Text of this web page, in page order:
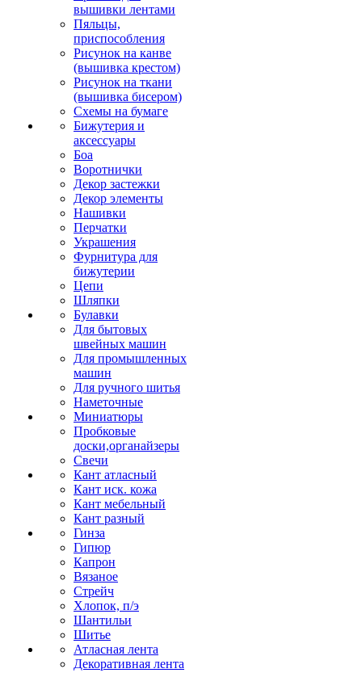
вышивки лентами
Пяльцы,
приспособления
Рисунок на канве
(вышивка крестом)
Рисунок на ткани
(вышивка бисером)
Схемы на бумаге
Бижутерия и
аксессуары
Боа
Воротнички
Декор застежки
Декор элементы
Нашивки
Перчатки
Украшения
Фурнитура для
бижутерии
Цепи
Шляпки
Булавки
Для бытовых
швейных машин
Для промышленных
машин
Для ручного шитья
Наметочные
Миниатюры
Пробковые
доски,органайзеры
Свечи
Кант атласный
Кант иск. кожа
Кант мебельный
Кант разный
Гинза
Гипюр
Капрон
Вязаное
Стрейч
Хлопок, п/э
Шантильи
Шитье
Атласная лента
Декоративная лента